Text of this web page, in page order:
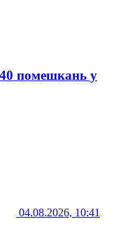
помешкань у
04.08.2026, 10:41